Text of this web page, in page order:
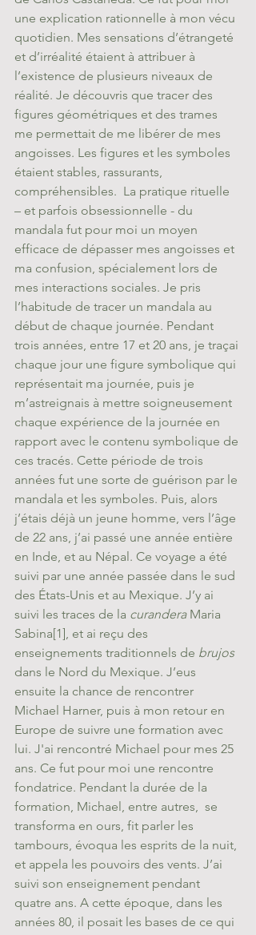
une explication rationnelle à mon vécu
quotidien. Mes sensations d’étrangeté
et d’irréalité étaient à attribuer à
l’existence de plusieurs niveaux de
réalité. Je découvris que tracer des
figures géométriques et des trames
me permettait de me libérer de mes
angoisses. Les figures et les symboles
étaient stables, rassurants,
compréhensibles.  La pratique rituelle
– et parfois obsessionnelle - du
mandala fut pour moi un moyen
efficace de dépasser mes angoisses et
ma confusion, spécialement lors de
mes interactions sociales. Je pris
l’habitude de tracer un mandala au
début de chaque journée. Pendant
trois années, entre 17 et 20 ans, je traçai
chaque jour une figure symbolique qui
représentait ma journée, puis je
m’astreignais à mettre soigneusement
chaque expérience de la journée en
rapport avec le contenu symbolique de
ces tracés. Cette période de trois
années fut une sorte de guérison par le
mandala et les symboles. Puis, alors
j’étais déjà un jeune homme, vers l’âge
de 22 ans, j’ai passé une année entière
en Inde, et au Népal. Ce voyage a été
suivi par une année passée dans le sud
des États-Unis et au Mexique. J’y ai
suivi les traces de la curandera Maria
Sabina[1], et ai reçu des
enseignements traditionnels de brujos
dans le Nord du Mexique. J’eus
ensuite la chance de rencontrer
Michael Harner, puis à mon retour en
Europe de suivre une formation avec
lui. J'ai rencontré Michael pour mes 25
ans. Ce fut pour moi une rencontre
fondatrice. Pendant la durée de la
formation, Michael, entre autres,  se
transforma en ours, fit parler les
tambours, évoqua les esprits de la nuit,
et appela les pouvoirs des vents. J’ai
suivi son enseignement pendant
quatre ans. A cette époque, dans les
années 80, il posait les bases de ce qui